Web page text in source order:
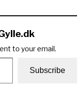
to your email.
Subscribe